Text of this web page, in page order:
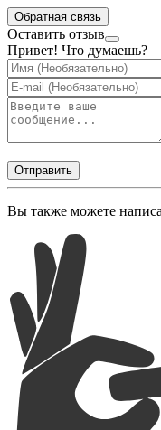
Обратная связь
Оставить отзыв
Привет! Что думаешь?
Отправить
Вы также можете